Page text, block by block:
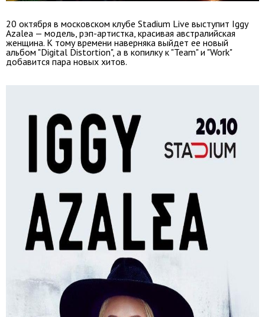
20 октября в московском клубе Stadium Live выступит Iggy
Azalea — модель, рэп-артистка, красивая австралийская
женщина. К тому времени наверняка выйдет ее новый
альбом "Digital Distortion", а в копилку к "Team" и "Work"
добавится пара новых хитов.